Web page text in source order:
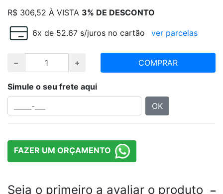
R$ 306,52 À VISTA 3% DE DESCONTO
6x de 52.67 s/juros no cartão ver parcelas
COMPRAR
Simule o seu frete aqui
OK
FAZER UM ORÇAMENTO
Seja o primeiro a avaliar o produto